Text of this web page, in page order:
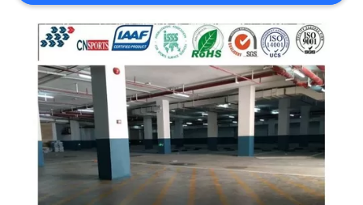
แผนผัง
เว็บไซต์
PRIVACY
POLICY